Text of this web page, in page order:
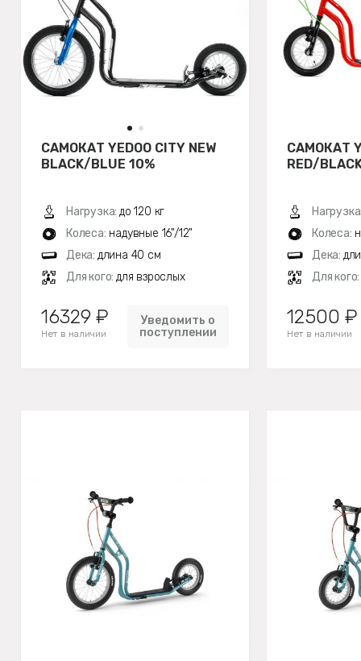
САМОКАТ YEDOO CITY NEW
BLACK/BLUE 10%
Нагрузка: до 120 кг
Колеса: надувные 16"/12"
Дека: длина 40 см
Для кого: для взрослых
16329 ₽
Нет в наличии
Уведомить о
поступлении
САМОКАТ
RED/
Колеса:
Дека:
Для кого:
12500 ₽
Нет в наличии